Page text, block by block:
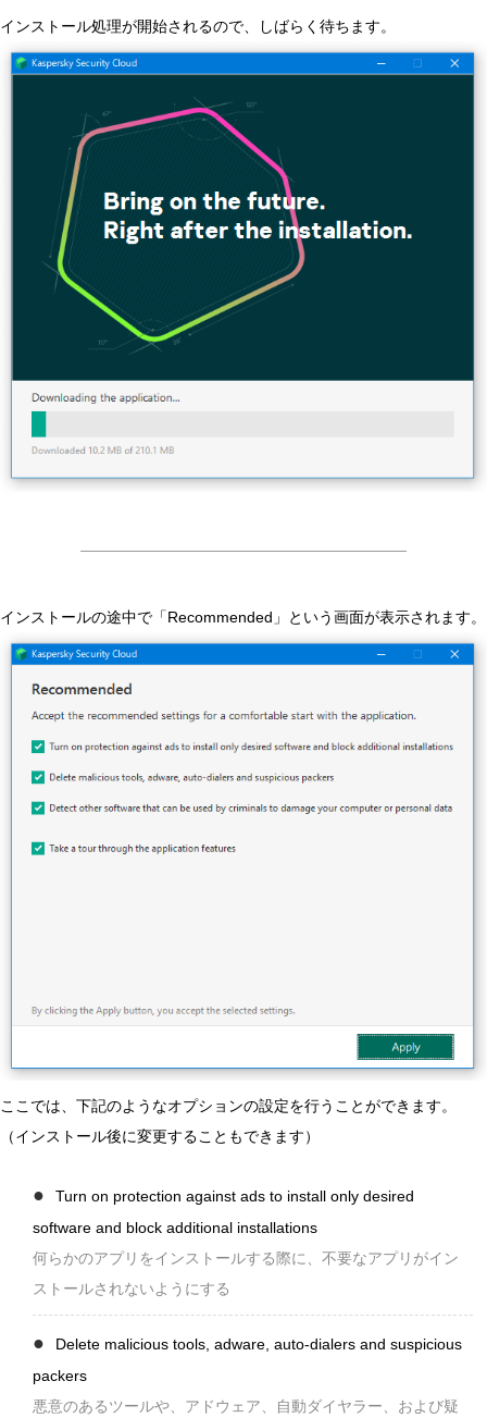
インストール処理が開始されるので、しばらく待ちます。
インストールの途中で「Recommended」という画面が表示されます。
ここでは、下記のようなオプションの設定を行うことができます。
（インストール後に変更することもできます）
Turn on protection against ads to install only desired
software and block additional installations
何らかのアプリをインストールする際に、不要なアプリがイン
ストールされないようにする
Delete malicious tools, adware, auto-dialers and suspicious
packers
悪意のあるツールや、アドウェア、自動ダイヤラー、および疑